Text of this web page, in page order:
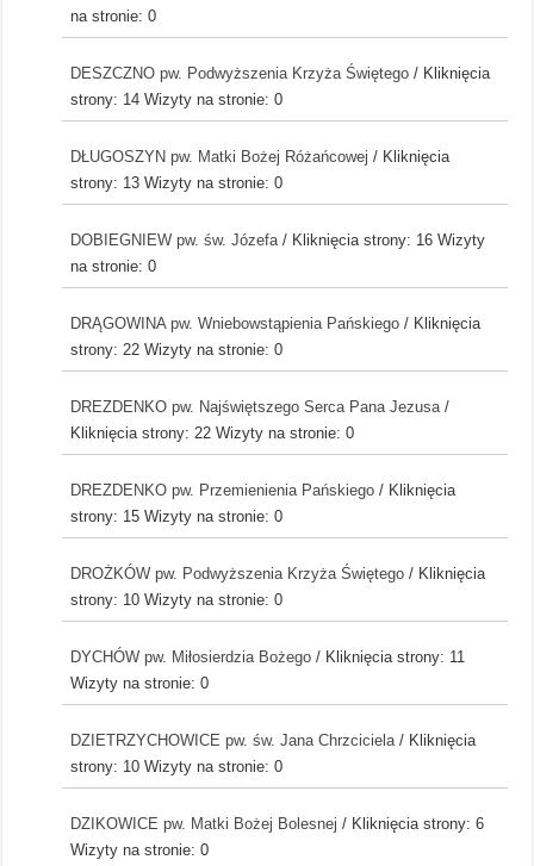
na stronie: 0
DESZCZNO pw. Podwyższenia Krzyża Świętego / Kliknięcia
strony: 14 Wizyty na stronie: 0
DŁUGOSZYN pw. Matki Bożej Różańcowej / Kliknięcia
strony: 13 Wizyty na stronie: 0
DOBIEGNIEW pw. św. Józefa / Kliknięcia strony: 16 Wizyty
na stronie: 0
DRĄGOWINA pw. Wniebowstąpienia Pańskiego / Kliknięcia
strony: 22 Wizyty na stronie: 0
DREZDENKO pw. Najświętszego Serca Pana Jezusa /
Kliknięcia strony: 22 Wizyty na stronie: 0
DREZDENKO pw. Przemienienia Pańskiego / Kliknięcia
strony: 15 Wizyty na stronie: 0
DROŻKÓW pw. Podwyższenia Krzyża Świętego / Kliknięcia
strony: 10 Wizyty na stronie: 0
DYCHÓW pw. Miłosierdzia Bożego / Kliknięcia strony: 11
Wizyty na stronie: 0
DZIETRZYCHOWICE pw. św. Jana Chrzciciela / Kliknięcia
strony: 10 Wizyty na stronie: 0
DZIKOWICE pw. Matki Bożej Bolesnej / Kliknięcia strony: 6
Wizyty na stronie: 0